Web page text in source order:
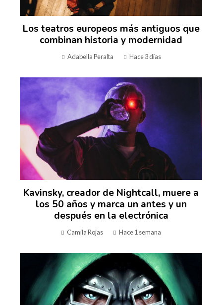
Los teatros europeos más antiguos que
combinan historia y modernidad
Adabella Peralta Hace 3 días
Kavinsky, creador de Nightcall, muere a
los 50 años y marca un antes y un
después en la electrónica
Camila Rojas Hace 1 semana